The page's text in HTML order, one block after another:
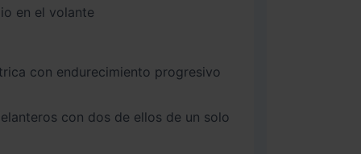
en el volante